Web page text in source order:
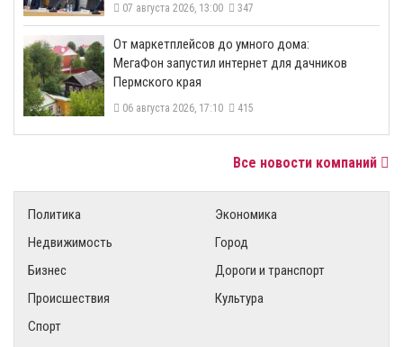
07 августа 2026, 13:00 347
От маркетплейсов до умного дома:
МегаФон запустил интернет для дачников
Пермского края
06 августа 2026, 17:10 415
Все новости компаний
Политика
Экономика
Недвижимость
Город
Бизнес
Дороги и транспорт
Происшествия
Культура
Спорт